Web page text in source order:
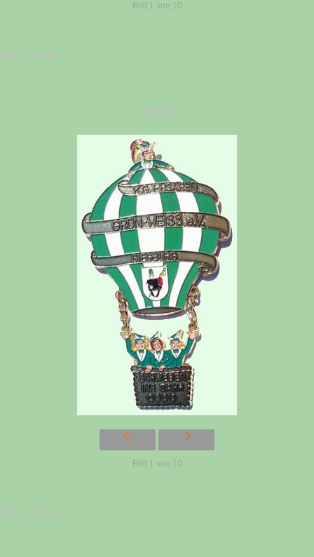
Bild 1 von 10
2000 – 2009
2000
Bild 1 von 10
2010 – 2019